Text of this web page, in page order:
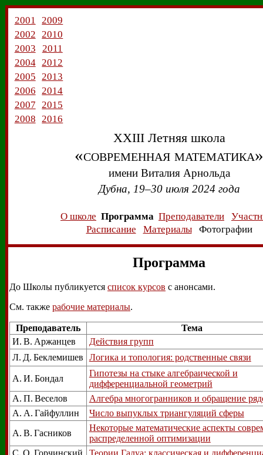
2001
2002
2003
2004
2005
2006
2007
2008
2009
2010
2011
2012
2013
2014
2015
2016
XXIII Летняя школа
«современная математика»
имени Виталия Арнольда
Дубна, 19–30 июля 2024 года
О школе Программа Преподаватели
Расписание
Материалы Фотографии
Программа
До Школы публикуется список курсов с анонсами.
См. также рабочие материалы.
Преподаватель
Тема
И. В. Аржанцев
Действия групп
Л. Д. Беклемишев
Логика и топология: родственные связи
А. И. Бондал
Гипотезы на стыке алгебраической и
дифференциальной геометрий
А. П. Веселов
Алгебра многогранников и обращение
А. А. Гайфуллин
Число выпуклых триангуляций сферы
А. В. Гасников
Некоторые математические аспекты
распределенной оптимизации